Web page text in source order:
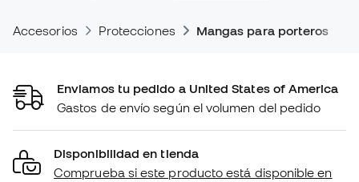
Accesorios Protecciones Mangas para porteros
Enviamos tu pedido a United States of America
Gastos de envío según el volumen del pedido
Disponibilidad en tienda
Comprueba si este producto está disponible en